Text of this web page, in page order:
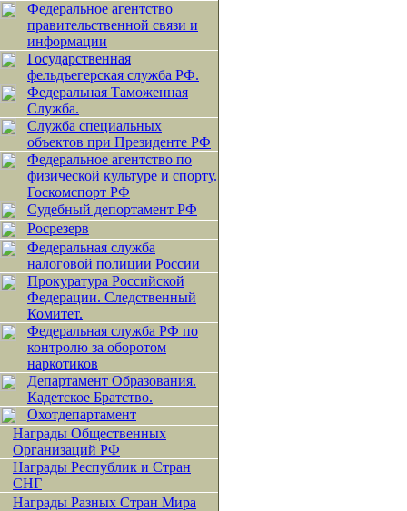
Федеральное агентство
правительственной связи и
информации
Государственная
фельдъегерская служба РФ.
Федеральная Таможенная
Служба.
Служба специальных
объектов при Президенте РФ
Федеральное агентство по
физической культуре и спорту.
Госкомспорт РФ
Судебный депортамент РФ
Росрезерв
Федеральная служба
налоговой полиции России
Прокуратура Российской
Федерации. Следственный
Комитет.
Федеральная служба РФ по
контролю за оборотом
наркотиков
Департамент Образования.
Кадетское Братство.
Охотдепартамент
Награды Общественных
Организаций РФ
Награды Республик и Стран
СНГ
Награды Разных Стран Мира